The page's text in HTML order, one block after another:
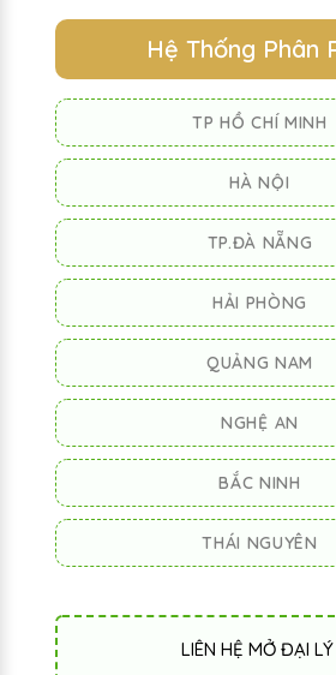
Hệ Thống Phân
TP HỒ CHÍ MINH
HÀ NỘI
TP.ĐÀ NẴNG
HẢI PHÒNG
QUẢNG NAM
NGHỆ AN
BẮC NINH
THÁI NGUYÊN
LIÊN HỆ MỞ ĐẠI LÝ